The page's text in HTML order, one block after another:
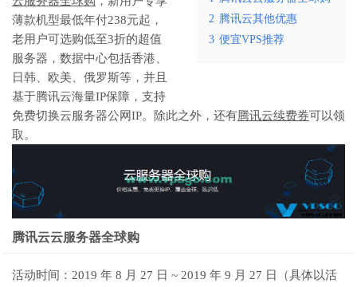
2 腾讯云其他优惠
3 便宜VPS推荐
薄款机型最低年付238元起，
老用户可选购低至3折的超值
服务器，数据中心包括香港、
日韩、欧美、俄罗斯等，并且
基于腾讯云海量IP保障，支持
免费切换云服务器公网IP。除此之外，还有腾讯云续费券可以领
取。
腾讯云云服务器全球购
活动时间：2019 年 8 月 27 日 ~ 2019 年 9 月 27 日（具体以活